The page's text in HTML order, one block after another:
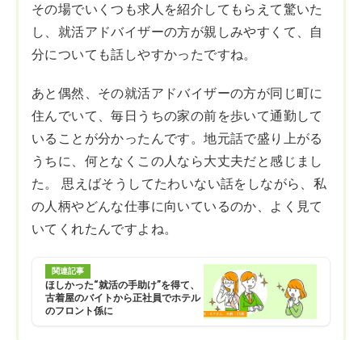
その場でいくつも求人を紹介してもらえて驚いた
し、就活アドバイザーの方が親しみやすくて、自
分についても話しやすかったですね。
あと偶然、その就活アドバイザーの方が同じ町に
住んでいて、毎日うちの家の前を歩いて通勤して
いることが分かったんです。地元話で盛り上がる
うちに、何となくこの人なら大丈夫だと感じまし
た。 思えばそうしてたわいない話をしながら、私
の人柄やどんな仕事に向いているのか、よく見て
いてくれたんですよね。
関連記事
ほしかった“就活の手助け”を得て、
古着屋のバイトから正社員でホテル
のフロント係に